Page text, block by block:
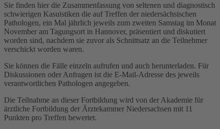
Sie finden hier die Zusammenfassung von seltenen und diagnostisch
schwierigen Kasuistiken die auf Treffen der niedersächsischen
Pathologen, ein Mal jährlich jeweils zum zweiten Samstag im Monat
November am Tagungsort in Hannover, präsentiert und diskutiert
worden sind, nachdem sie zuvor als Schnittsatz an die Teilnehmer
verschickt worden waren.
Sie können die Fälle einzeln aufrufen und auch herunterladen. Für
Diskussionen oder Anfragen ist die E-Mail-Adresse des jeweils
verantwortlichen Pathologen angegeben.
Die Teilnahme an dieser Fortbildung wird von der Akademie für
ärztliche Fortbildung der Ärztekammer Niedersachsen mit 11
Punkten pro Treffen bewertet.